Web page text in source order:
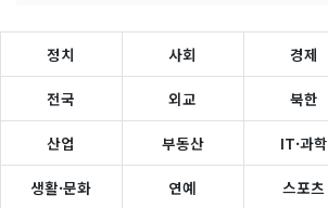
정치 사회 경제
전국 외교 북한
산업 부동산 IT·과학
생활·문화 연예 스포츠